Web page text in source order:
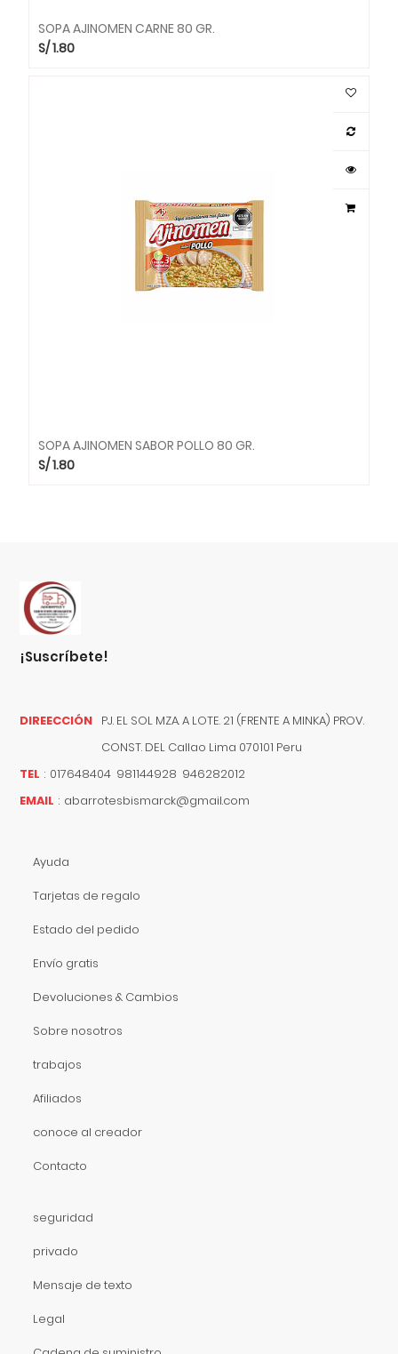
SOPA AJINOMEN CARNE 80 GR.
S/1.80
SOPA AJINOMEN SABOR POLLO 80 GR.
S/1.80
¡suscríbete!
DIREECCIÓN PJ. EL SOL MZA. A LOTE. 21 (FRENTE A MINKA) PROV.
CONST. DEL Callao Lima 070101 Peru
TEL : 017648404 981144928 946282012
EMAIL : abarrotesbismarck@gmail.com
Ayuda
Tarjetas de regalo
Estado del pedido
Envío gratis
Devoluciones & Cambios
Sobre nosotros
trabajos
Afiliados
conoce al creador
Contacto
seguridad
privado
Mensaje de texto
Legal